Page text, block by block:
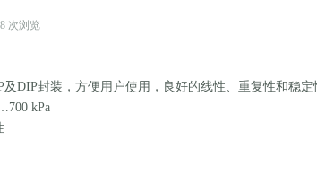
次浏览
DIP封装，方便用户使用，良好的线性、重复性和稳
kPa